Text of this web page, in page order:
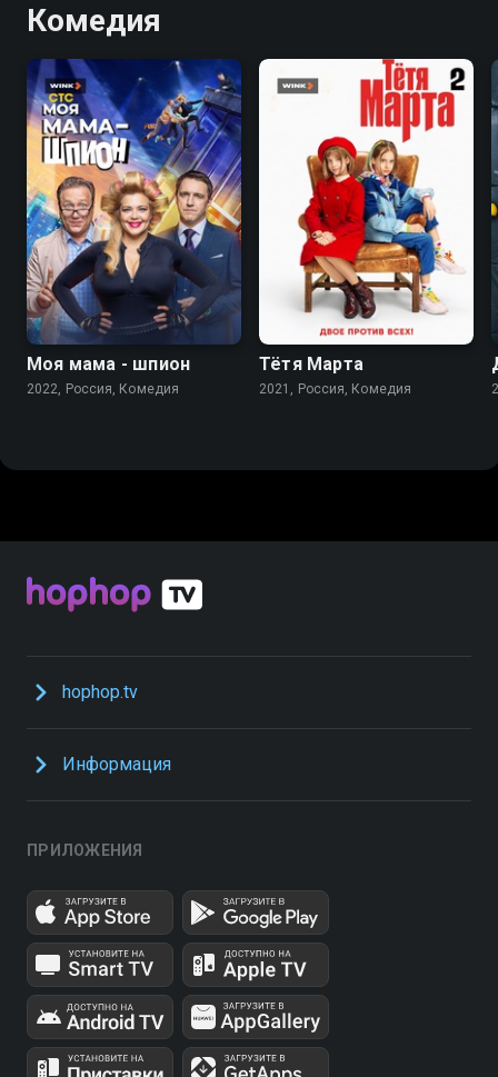
Комедия
7.5
Моя мама - шпион
2022, Россия, Комедия
8.3
Тётя Марта
2021, Россия, Комедия
hophop.tv
Информация
ПРИЛОЖЕНИЯ